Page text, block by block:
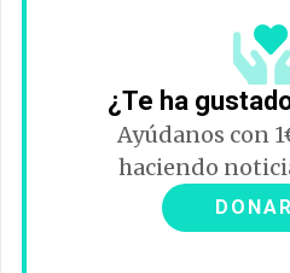
¿Te ha
Ayúdanos con
haciendo